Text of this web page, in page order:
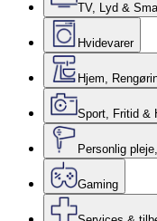
TV, Lyd &
Hvidevarer
Hjem,
Sport, Fritid &
Personlig
Gaming